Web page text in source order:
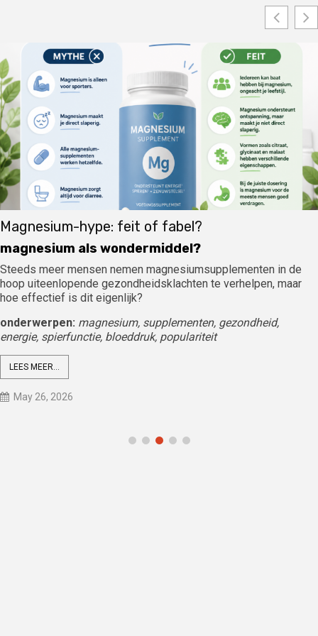
Magnesium-hype: feit of fabel?
magnesium als wondermiddel?
Steeds meer mensen nemen magnesiumsupplementen in de
hoop uiteenlopende gezondheidsklachten te verhelpen, maar
hoe effectief is dit eigenlijk?
onderwerpen: magnesium, supplementen, gezondheid,
energie, spierfunctie, bloeddruk, populariteit
LEES MEER...
May 26, 2026